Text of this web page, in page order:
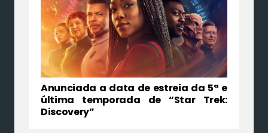
Anunciada a data de estreia da 5ª e
última temporada de “Star Trek:
Discovery”